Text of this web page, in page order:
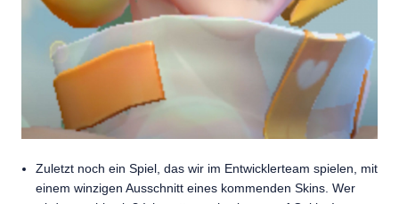
Zuletzt noch ein Spiel, das wir im Entwicklerteam spielen, mit
einem winzigen Ausschnitt eines kommenden Skins. Wer